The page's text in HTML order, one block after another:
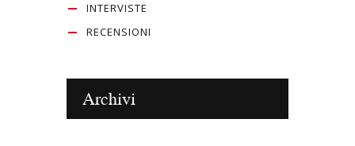
INTERVISTE
RECENSIONI
Archivi